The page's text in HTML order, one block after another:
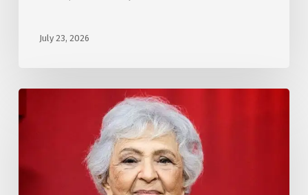
July 23, 2026
en
Paula